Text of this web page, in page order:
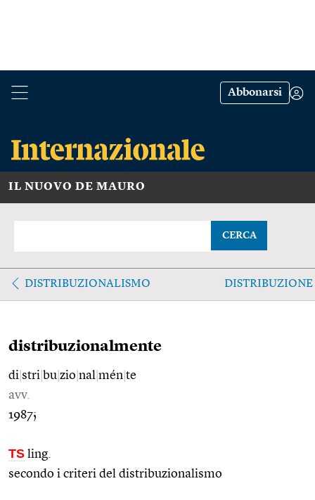
Abbonarsi
IL NUOVO DE MAURO
CERCA
DISTRIBUZIONALISMO DISTRIBUZIONE
distribuzionalmente
di stri bu zio nal mén te
avv.
1987;
TS ling.
secondo i criteri del distribuzionalismo